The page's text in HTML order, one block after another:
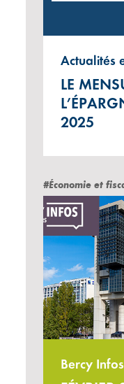
Actualités
LE
2025
#Économie et
Bercy Infos